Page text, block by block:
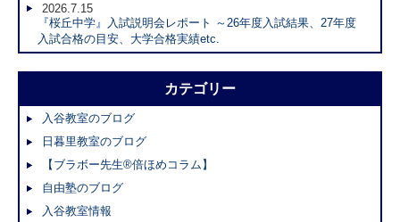
2026.7.15
『桜丘中学』入試説明会レポート ～26年度入試結果、27年度
入試合格の目安、大学合格実績etc.
カテゴリー
入谷教室のブログ
日暮里教室のブログ
【ブラボー先生®倍ほめコラム】
自由塾のブログ
入谷教室情報